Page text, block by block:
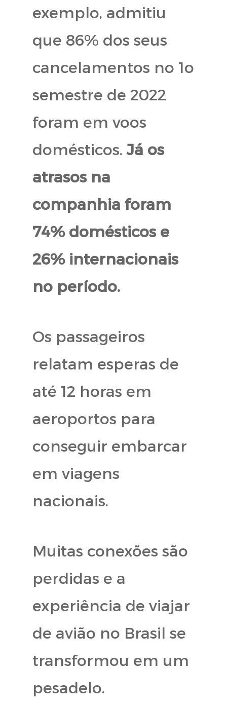
exemplo, admitiu
que 86% dos seus
cancelamentos no 1o
semestre de 2022
foram em voos
domésticos.Já os
atrasos na
companhia foram
74% domésticos e
26% internacionais
no período.
Os passageiros
relatam esperas de
até 12 horas em
aeroportos para
conseguir embarcar
em viagens
nacionais.
Muitas conexões são
perdidas e a
experiência de viajar
de avião no Brasil se
transformou em um
pesadelo.